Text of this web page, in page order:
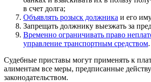
в счет долга;
Объявлять розыск должника и его
Запрещать должнику выезжать за
Временно ограничивать право
управление транспортным средством.
Судебные приставы могут применять к
алиментам все меры, предписанные
законодательством.